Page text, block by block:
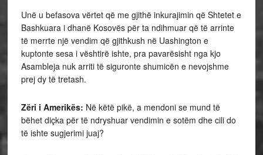
Unë u befasova vërtet që me gjithë inkurajimin që Shtetet e
Bashkuara i dhanë Kosovës për ta ndihmuar që të arrinte
të merrte një vendim që gjithkush në Uashington e
kuptonte sesa i vështirë ishte, pra pavarësisht nga kjo
Asambleja nuk arriti të siguronte shumicën e nevojshme
prej dy të tretash.
Zëri i Amerikës: Në këtë pikë, a mendoni se mund të
bëhet diçka për të ndryshuar vendimin e sotëm dhe cili do
të ishte sugjerimi juaj?